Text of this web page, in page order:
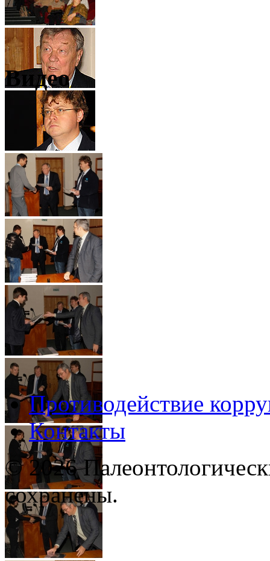
Видео
Противодействие
Контакты
© 2026
сохранены.